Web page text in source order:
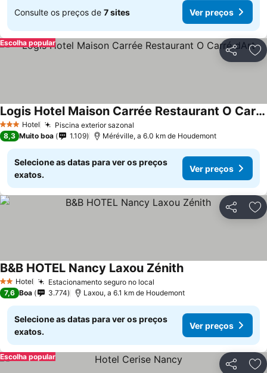
Consulte os preços de 7 sites Ver preços
Partilhar
Escolha popular
3 EstrelasHotel Piscina exterior sazonal
Logis Hotel Maison Carrée Restaurant O Carré dArt
8,3 Muito boa 1.109 Méréville, a 6.0 km de Houdemont
Selecione as datas para ver os preços
exatos.
Ver preços
Partilhar
2 Estrelas
Hotel Estacionamento seguro no local
B&B HOTEL Nancy Laxou Zénith
7,6 Boa 3.774 Laxou, a 6.1 km de Houdemont
Selecione as datas para ver os preços
exatos.
Ver preços
Partilhar
Escolha popular